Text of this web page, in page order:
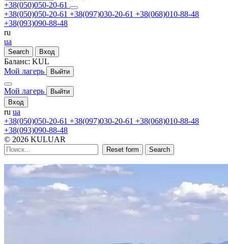
+38(050)050-20-61
+38(050)050-20-61 +38(097)030-20-61 +38(068)010-88-48
+38(093)090-88-48
ru
ua
Search Вход
Баланс: KUL
Мой лагерь
Выйти
Мой лагерь
Выйти
Вход
ru ua
+38(050)050-20-61 +38(097)030-20-61 +38(068)010-88-48
+38(093)090-88-48
© 2026 KULUAR
Reset form Search